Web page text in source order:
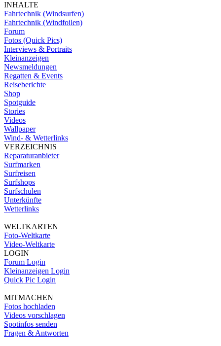
INHALTE
Fahrtechnik (Windsurfen)
Fahrtechnik (Windfoilen)
Forum
Fotos (Quick Pics)
Interviews & Portraits
Kleinanzeigen
Newsmeldungen
Regatten & Events
Reiseberichte
Shop
Spotguide
Stories
Videos
Wallpaper
Wind- & Wetterlinks
VERZEICHNIS
Reparaturanbieter
Surfmarken
Surfreisen
Surfshops
Surfschulen
Unterkünfte
Wetterlinks
WELTKARTEN
Foto-Weltkarte
Video-Weltkarte
LOGIN
Forum Login
Kleinanzeigen Login
Quick Pic Login
MITMACHEN
Fotos hochladen
Videos vorschlagen
Spotinfos senden
Fragen & Antworten